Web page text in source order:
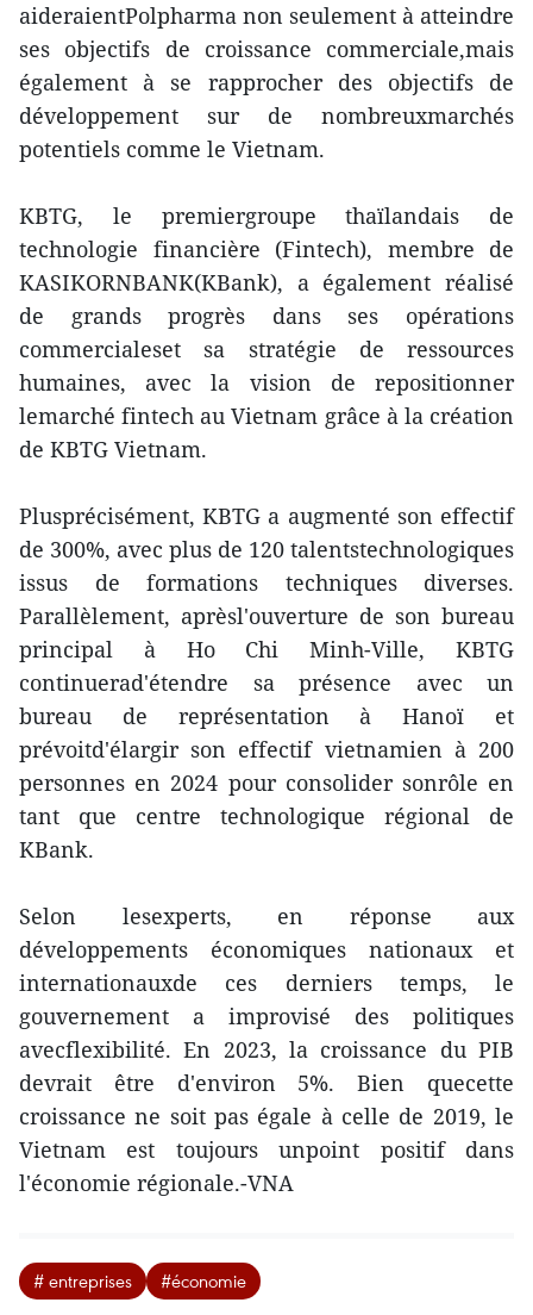
aideraientPolpharma non seulement à atteindre
ses objectifs de croissance commerciale,mais
également à se rapprocher des objectifs de
développement sur de nombreuxmarchés
potentiels comme le Vietnam.
KBTG, le premiergroupe thaïlandais de
technologie financière (Fintech), membre de
KASIKORNBANK(KBank), a également réalisé
de grands progrès dans ses opérations
commercialeset sa stratégie de ressources
humaines, avec la vision de repositionner
lemarché fintech au Vietnam grâce à la création
de KBTG Vietnam.
Plusprécisément, KBTG a augmenté son effectif
de 300%, avec plus de 120 talentstechnologiques
issus de formations techniques diverses.
Parallèlement, aprèsl'ouverture de son bureau
principal à Ho Chi Minh-Ville, KBTG
continuerad'étendre sa présence avec un
bureau de représentation à Hanoï et
prévoitd'élargir son effectif vietnamien à 200
personnes en 2024 pour consolider sonrôle en
tant que centre technologique régional de
KBank.
Selon lesexperts, en réponse aux
développements économiques nationaux et
internationauxde ces derniers temps, le
gouvernement a improvisé des politiques
avecflexibilité. En 2023, la croissance du PIB
devrait être d'environ 5%. Bien quecette
croissance ne soit pas égale à celle de 2019, le
Vietnam est toujours unpoint positif dans
l'économie régionale.-VNA
# entreprises #économie